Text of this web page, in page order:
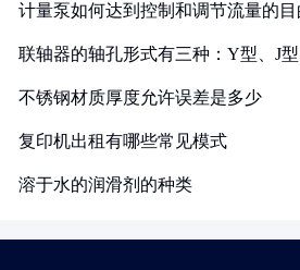
计量泵如何达到控制和调节流量的目
联轴器的轴孔形式有三种：Y型、J
不锈钢材质厚度允许误差是多少
复印机出租有哪些常见模式
溶于水的润滑剂的种类